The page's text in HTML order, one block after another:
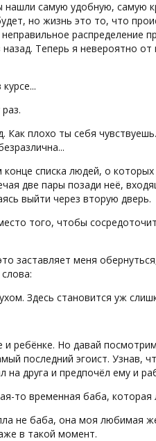
нашли самую удобную, самую
но жизнь это то, что
распределение
Теперь я невероятно
Как плохо ты себя
списка людей, о
две пары позади неё,
выйти через вторую дверь.
того, чтобы
заставляет меня
Здесь становится уж
ребёнке. Но давай
последний эгоист. Узнав,
на друга и предпочёл ему и
то временная баба,
не баба, она моя любимая
в такой момент.